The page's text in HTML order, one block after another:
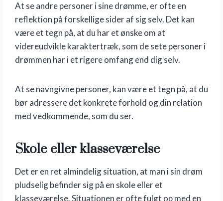
At se andre personer i sine drømme, er ofte en
reflektion på forskellige sider af sig selv. Det kan
være et tegn på, at du har et ønske om at
videreudvikle karaktertræk, som de sete personer i
drømmen har i et rigere omfang end dig selv.
At se navngivne personer, kan være et tegn på, at du
bør adressere det konkrete forhold og din relation
med vedkommende, som du ser.
Skole eller klasseværelse
Det er en ret almindelig situation, at man i sin drøm
pludselig befinder sig på en skole eller et
klasseværelse. Situationen er ofte fulgt op med en